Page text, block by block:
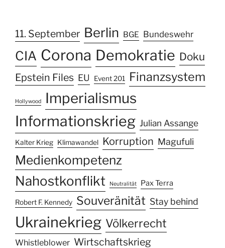
11. September Berlin BGE Bundeswehr
CIA Corona Demokratie Doku
Epstein Files EU Event 201 Finanzsystem
Hollywood
Imperialismus
Informationskrieg Julian Assange
Kalter Krieg Klimawandel Korruption Magufuli
Medienkompetenz
Nahostkonflikt Neutralität Pax Terra
Robert F. Kennedy Souveränität Stay behind
Ukrainekrieg Völkerrecht
Whistleblower Wirtschaftskrieg